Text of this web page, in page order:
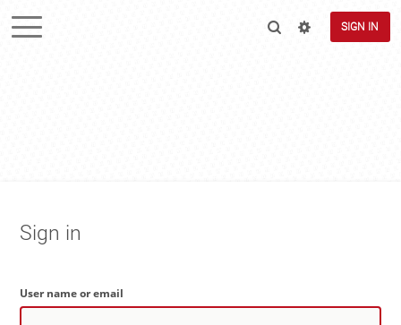
SIGN IN
Sign in
User name or email